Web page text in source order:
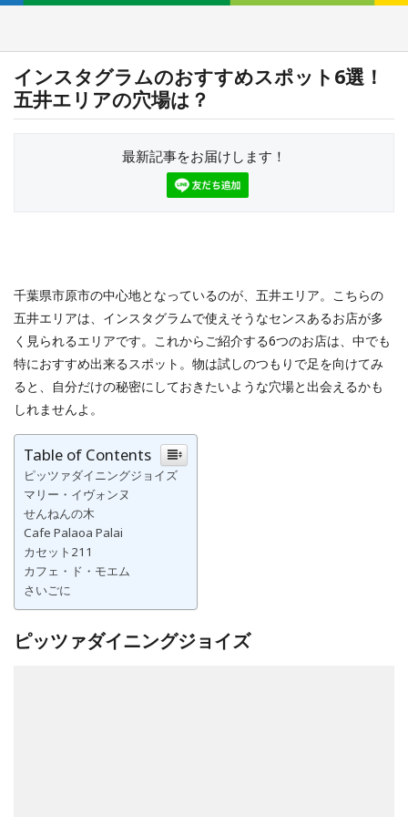
インスタグラムのおすすめスポット6選！
五井エリアの穴場は？
最新記事をお届けします！
千葉県市原市の中心地となっているのが、五井エリア。こちらの
五井エリアは、インスタグラムで使えそうなセンスあるお店が多
く見られるエリアです。これからご紹介する6つのお店は、中でも
特におすすめ出来るスポット。物は試しのつもりで足を向けてみ
ると、自分だけの秘密にしておきたいような穴場と出会えるかも
しれませんよ。
Table of Contents
ピッツァダイニングジョイズ
マリー・イヴォンヌ
せんねんの木
Cafe Palaoa Palai
カセット211
カフェ・ド・モエム
さいごに
ピッツァダイニングジョイズ